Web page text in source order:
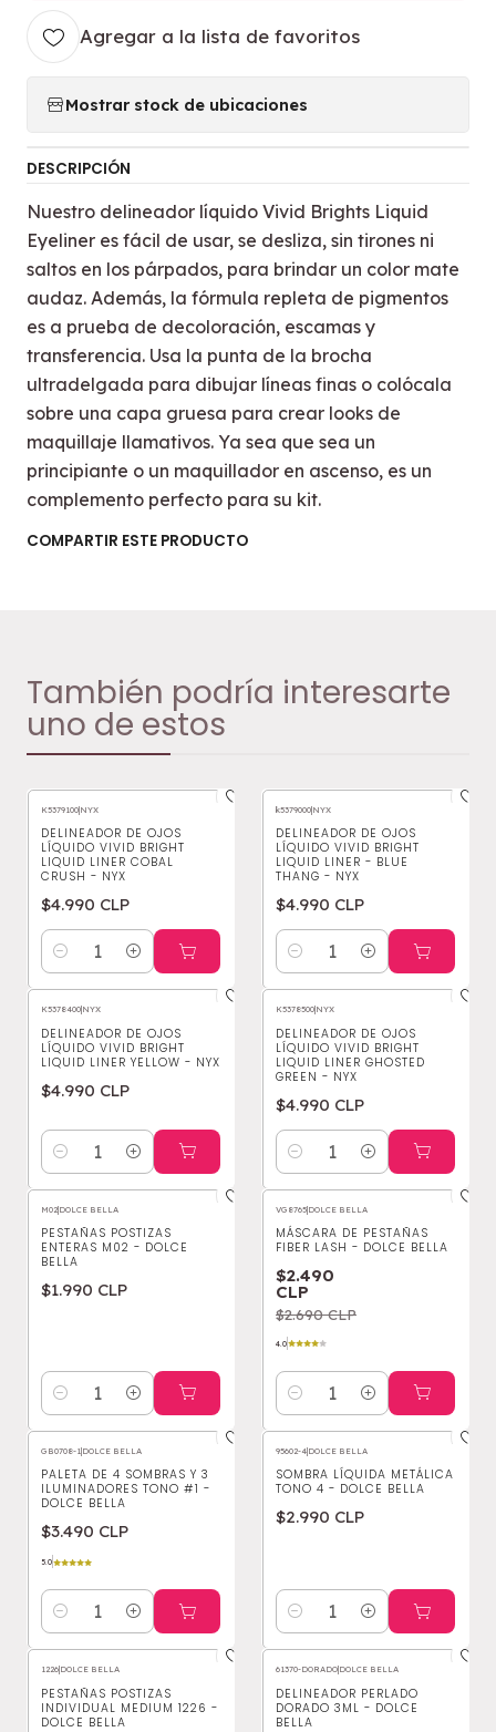
Agregar a la lista de favoritos
Mostrar stock de ubicaciones
DESCRIPCIÓN
Nuestro delineador líquido Vivid Brights Liquid
Eyeliner es fácil de usar, se desliza, sin tirones ni
saltos en los párpados, para brindar un color mate
audaz. Además, la fórmula repleta de pigmentos
es a prueba de decoloración, escamas y
transferencia. Usa la punta de la brocha
ultradelgada para dibujar líneas finas o colócala
sobre una capa gruesa para crear looks de
maquillaje llamativos. Ya sea que sea un
principiante o un maquillador en ascenso, es un
complemento perfecto para su kit.
COMPARTIR ESTE PRODUCTO
También podría interesarte
uno de estos
K5379100|NYX
DELINEADOR DE OJOS
LÍQUIDO VIVID BRIGHT
LIQUID LINER COBAL
CRUSH - NYX
$4.990 CLP
Cantidad
k5379000|NYX
DELINEADOR DE OJOS
LÍQUIDO VIVID BRIGHT
LIQUID LINER - BLUE
THANG - NYX
$4.990 CLP
Cantidad
K5378400|NYX
DELINEADOR DE OJOS
LÍQUIDO VIVID BRIGHT
LIQUID LINER YELLOW - NYX
$4.990 CLP
Cantidad
K5378500|NYX
DELINEADOR DE OJOS
LÍQUIDO VIVID BRIGHT
LIQUID LINER GHOSTED
GREEN - NYX
$4.990 CLP
Cantidad
M02|DOLCE BELLA
PESTAÑAS POSTIZAS
ENTERAS M02 - DOLCE
BELLA
$1.990 CLP
Cantidad
-7% OFF
VG8765|DOLCE BELLA
MÁSCARA DE PESTAÑAS
FIBER LASH - DOLCE BELLA
$2.490
CLP
$2.690 CLP
4.0
Cantidad
GB0708-1|DOLCE BELLA
PALETA DE 4 SOMBRAS Y 3
ILUMINADORES TONO #1 -
DOLCE BELLA
$3.490 CLP
5.0
Cantidad
95602-4|DOLCE BELLA
SOMBRA LÍQUIDA METÁLICA
TONO 4 - DOLCE BELLA
$2.990 CLP
Cantidad
1226|DOLCE BELLA
PESTAÑAS POSTIZAS
INDIVIDUAL MEDIUM 1226 -
DOLCE BELLA
61370-DORADO|DOLCE BELLA
DELINEADOR PERLADO
DORADO 3ML - DOLCE
BELLA